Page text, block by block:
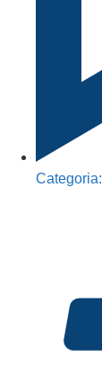
Categoria: